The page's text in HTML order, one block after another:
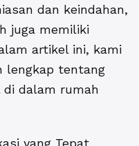
dan keindahan,
juga memiliki
artikel ini, kami
lengkap tentang
dalam rumah
yang Tepat